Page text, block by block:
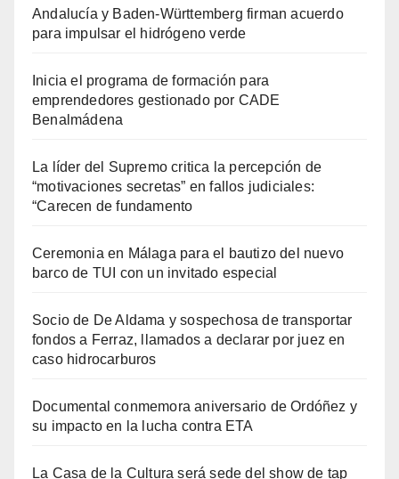
Andalucía y Baden-Württemberg firman acuerdo
para impulsar el hidrógeno verde
Inicia el programa de formación para
emprendedores gestionado por CADE
Benalmádena
La líder del Supremo critica la percepción de
“motivaciones secretas” en fallos judiciales:
“Carecen de fundamento
Ceremonia en Málaga para el bautizo del nuevo
barco de TUI con un invitado especial
Socio de De Aldama y sospechosa de transportar
fondos a Ferraz, llamados a declarar por juez en
caso hidrocarburos
Documental conmemora aniversario de Ordóñez y
su impacto en la lucha contra ETA
La Casa de la Cultura será sede del show de tap